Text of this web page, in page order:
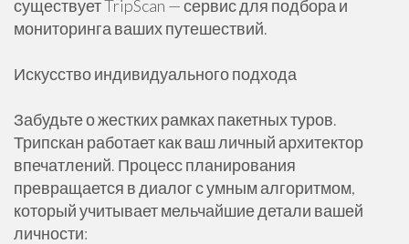
существует TripScan — сервис для подбора и
мониторинга ваших путешествий.
Искусство индивидуального подхода
Забудьте о жестких рамках пакетных туров.
Трипскан работает как ваш личный архитектор
впечатлений. Процесс планирования
превращается в диалог с умным алгоритмом,
который учитывает мельчайшие детали вашей
личности: